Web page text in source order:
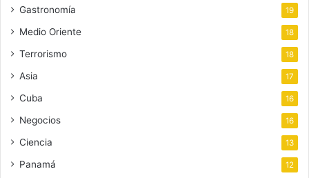
Gastronomía 19
Medio Oriente 18
Terrorismo 18
Asia 17
Cuba 16
Negocios 16
Ciencia 13
Panamá 12